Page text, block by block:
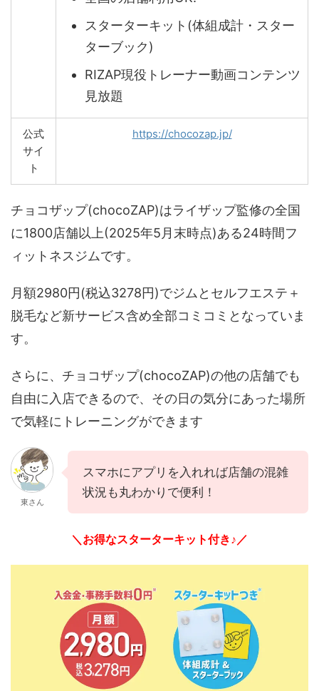
スターターキット(体組成計・スター
ターブック)
RIZAP現役トレーナー動画コンテンツ
見放題
公式
サイ
ト
https://chocozap.jp/
チョコザップ(chocoZAP)はライザップ監修の全国
に1800店舗以上(2025年5月末時点)ある24時間フ
ィットネスジムです。
月額2980円(税込3278円)でジムとセルフエステ＋
脱毛など新サービス含め全部コミコミとなっていま
す。
さらに、チョコザップ(chocoZAP)の他の店舗でも
自由に入店できるので、その日の気分にあった場所
で気軽にトレーニングができます
東さん
スマホにアプリを入れれば店舗の混雑
状況も丸わかりで便利！
＼お得なスターターキット付き♪／